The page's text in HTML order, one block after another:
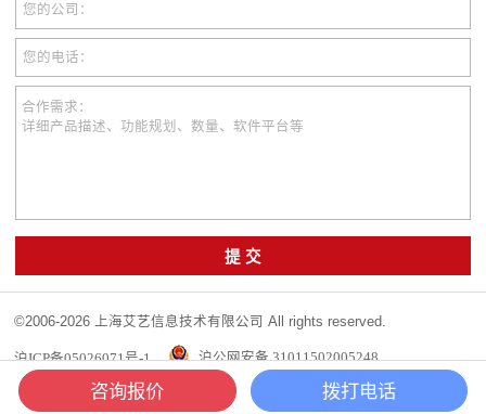
您的公司：
您的电话：
合作需求：
详细产品描述、功能规划、数量、软件平台等
提 交
©2006-2026 上海艾艺信息技术有限公司 All rights reserved.
沪ICP备05026071号-1 沪公网安备 31011502005248
咨询报价 拨打电话